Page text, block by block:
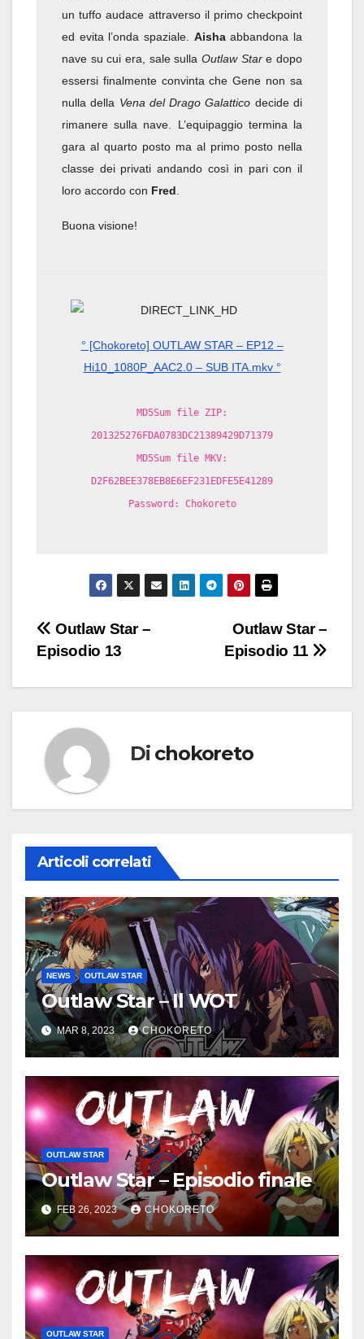
un tuffo audace attraverso il primo checkpoint
ed evita l’onda spaziale. Aishaabbandona la
nave su cui era, sale sulla Outlaw Stare dopo
essersi finalmente convinta che Gene non sa
nulla della Vena del Drago Galattico decide di
rimanere sulla nave. L’equipaggio termina la
gara al quarto posto ma al primo posto nella
classe dei privati andando così in pari con il
loro accordo con Fred
Buona visione!
° [Chokoreto] OUTLAW STAR – EP12 –
Hi10_1080P_AAC2.0 – SUB ITA.mkv °
MD5Sum file ZIP:
201325276FDA0783DC21389429D71379
MD5Sum file MKV:
D2F62BEE378EB8E6EF231EDFE5E41289
Password: Chokoreto
Navigazione
articoli
Outlaw Star –
Episodio 11
Outlaw Star –
Episodio 13
Di chokoreto
Articoli correlati
NEWS OUTLAW STAR
Outlaw Star – Il WOT
MAR 8, 2023 CHOKORETO
OUTLAW STAR
Outlaw Star – Episodio finale
FEB 26, 2023 CHOKORETO
OUTLAW STAR